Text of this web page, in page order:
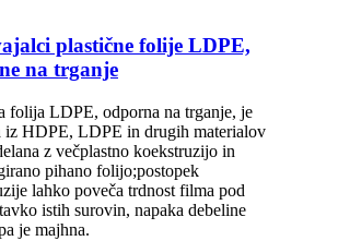
plastične folije LDPE,
na trganje
folija LDPE, odporna na trganje, je
iz HDPE, LDPE in drugih materialov
z večplastno koekstruzijo in
pihano folijo;postopek
lahko poveča trdnost filma pod
istih surovin, napaka debeline
je majhna.